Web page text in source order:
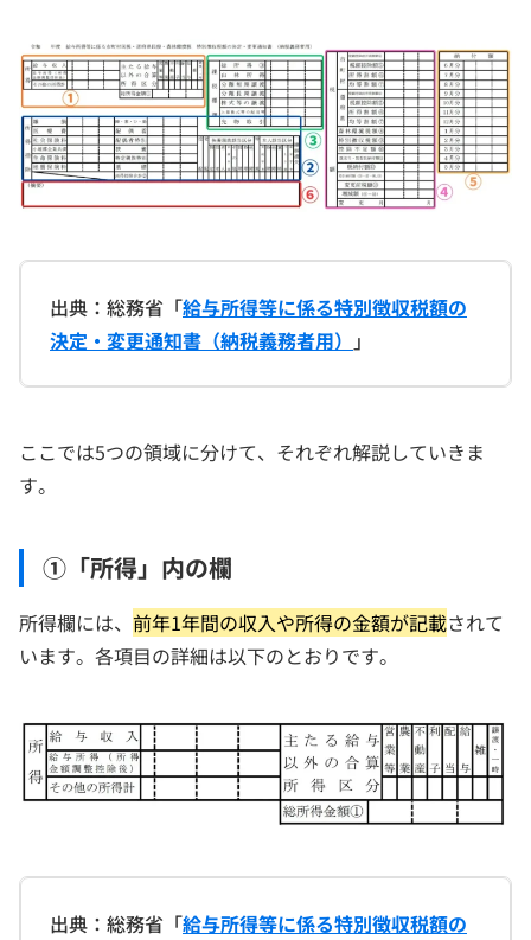
出典：総務省「給与所得等に係る特別徴収税額の
決定・変更通知書（納税義務者用） 」
ここでは5つの領域に分けて、それぞれ解説していきま
す。
①「所得」内の欄
所得欄には、 前年1年間の収入や所得の金額が記載されて
います。各項目の詳細は以下のとおりです。
出典：総務省「給与所得等に係る特別徴収税額の